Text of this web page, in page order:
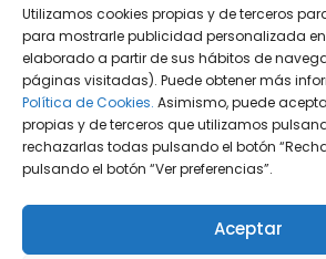
Utilizamos cookies propias y de terceros
para mostrarle publicidad personalizada
elaborado a partir de sus hábitos de
páginas visitadas). Puede obtener más
Política de Cookies. Asimismo, puede
propias y de terceros que utilizamos
rechazarlas todas pulsando el botón
pulsando el botón “Ver preferencias”.
Aceptar
DiG ABOGADOS
DiG Abogados es un despacho de
multidisciplinar especializado en las